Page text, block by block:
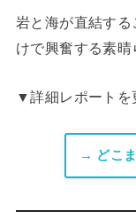
岩と海が直結す
けで興奮する素晴
▼詳細レポートを
→ どこ